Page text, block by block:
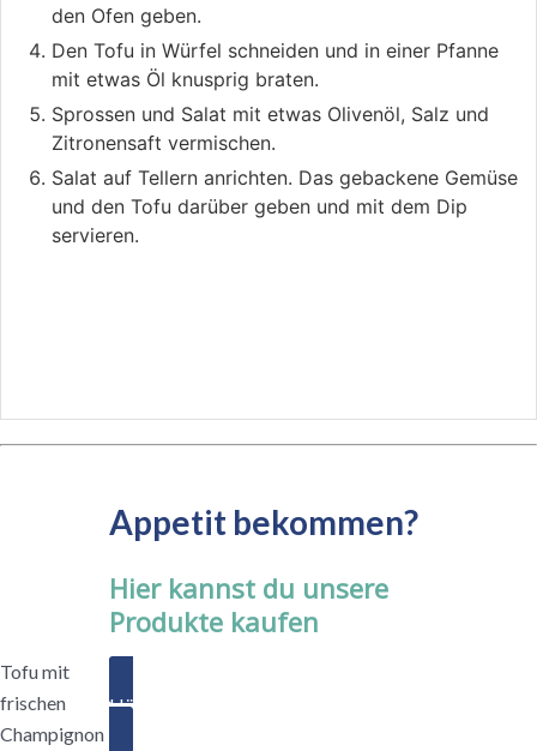
den Ofen geben.
Den Tofu in Würfel schneiden und in einer Pfanne
mit etwas Öl knusprig braten.
Sprossen und Salat mit etwas Olivenöl, Salz und
Zitronensaft vermischen.
Salat auf Tellern anrichten. Das gebackene Gemüse
und den Tofu darüber geben und mit dem Dip
servieren.
Tofu mit
frischen
Champignon
Appetit bekommen?
Hier kannst du unsere
Produkte kaufen
Händler finden